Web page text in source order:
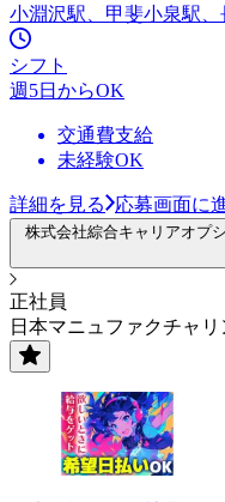
小淵沢駅、甲斐小泉駅、
シフト
週5日からOK
交通費支給
未経験OK
詳細を見る 応募画面に
株式会社綜合キャリアオプ
正社員
日本マニュファクチャ